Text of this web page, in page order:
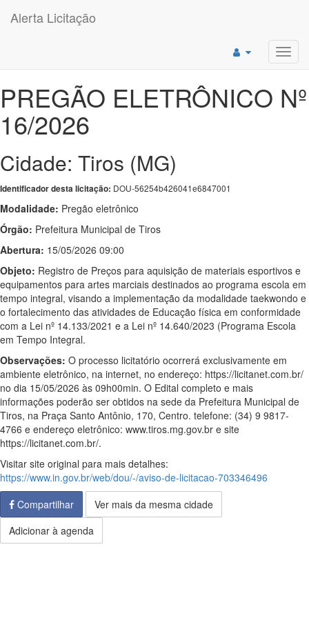
Alerta Licitação
PREGÃO ELETRÔNICO Nº
16/2026
Cidade: Tiros (MG)
Identificador desta licitação: DOU-56254b426041e6847001
Modalidade: Pregão eletrônico
Órgão: Prefeitura Municipal de Tiros
Abertura: 15/05/2026 09:00
Objeto: Registro de Preços para aquisição de materiais esportivos e
equipamentos para artes marciais destinados ao programa escola em
tempo integral, visando a implementação da modalidade taekwondo e
o fortalecimento das atividades de Educação física em conformidade
com a Lei nº 14.133/2021 e a Lei nº 14.640/2023 (Programa Escola
em Tempo Integral.
Observações: O processo licitatório ocorrerá exclusivamente em
ambiente eletrônico, na internet, no endereço: https://licitanet.com.br/
no dia 15/05/2026 às 09h00min. O Edital completo e mais
informações poderão ser obtidos na sede da Prefeitura Municipal de
Tiros, na Praça Santo Antônio, 170, Centro. telefone: (34) 9 9817-
4766 e endereço eletrônico: www.tiros.mg.gov.br e site
https://licitanet.com.br/.
Visitar site original para mais detalhes:
https://www.in.gov.br/web/dou/-/aviso-de-licitacao-703346496
Compartilhar
Ver mais da mesma cidade
Adicionar à agenda